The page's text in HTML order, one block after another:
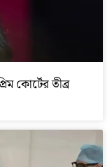
কোর্টের তীব্র